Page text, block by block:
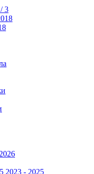
3
2023 - 2025